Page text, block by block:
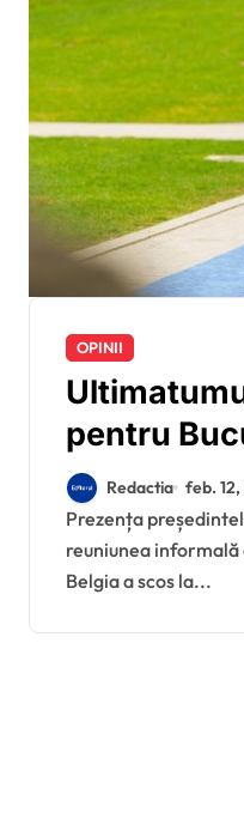
OPINII
pentru
Nicușor
răspunsul
„Consiliul
timp ce
Bulgaria
Redactia feb.
Prezența președintelui Nicușor Dan la
reuniunea informală
Belgia a scos la...